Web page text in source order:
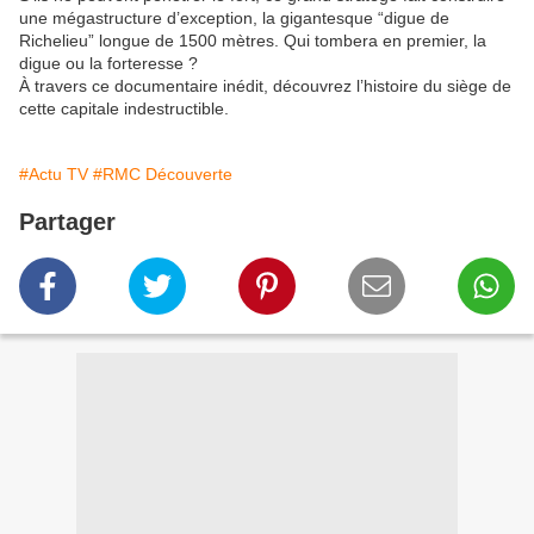
une mégastructure d’exception, la gigantesque “digue de
Richelieu” longue de 1500 mètres. Qui tombera en premier, la
digue ou la forteresse ?
À travers ce documentaire inédit, découvrez l’histoire du siège de
cette capitale indestructible.
#Actu TV #RMC Découverte
Partager